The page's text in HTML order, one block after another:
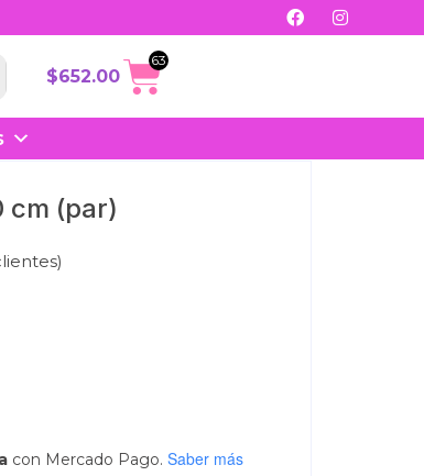
$652.00
63
cm (par)
con Mercado Pago. Saber más